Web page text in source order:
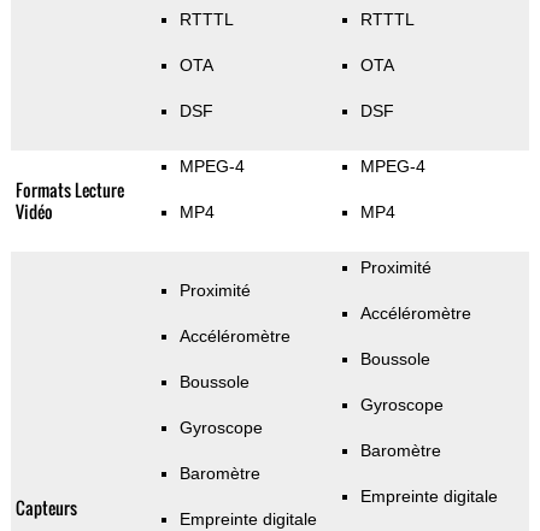
RTTTL
OTA
DSF
RTTTL
OTA
DSF
Formats Lecture
Vidéo
MPEG-4
MP4
MPEG-4
MP4
Capteurs
Proximité
Accéléromètre
Boussole
Gyroscope
Baromètre
Empreinte digitale
Proximité
Accéléromètre
Boussole
Gyroscope
Baromètre
Empreinte digitale